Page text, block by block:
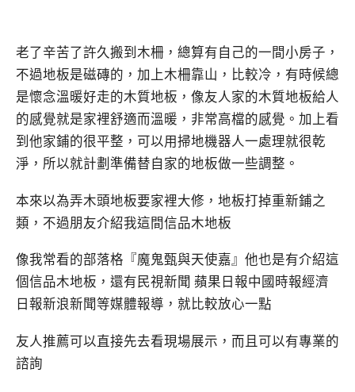
老了辛苦了許久搬到木柵，總算有自己的一間小房子，
不過地板是磁磚的，加上木柵靠山，比較冷，有時候總
是懷念溫暖好走的木質地板，像友人家的木質地板給人
的感覺就是家裡舒適而溫暖，非常高檔的感覺。加上看
到他家鋪的很平整，可以用掃地機器人一處理就很乾
淨，所以就計劃準備替自家的地板做一些調整。
本來以為弄木頭地板要家裡大修，地板打掉重新鋪之
類，不過朋友介紹我這間信品木地板
像我常看的部落格『魔鬼甄與天使嘉』他也是有介紹這
個信品木地板，還有民視新聞 蘋果日報中國時報經濟
日報新浪新聞等媒體報導，就比較放心一點
友人推薦可以直接先去看現場展示，而且可以有專業的
諮詢